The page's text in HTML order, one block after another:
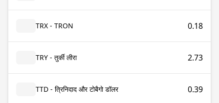
TRX - TRON 0.18
TRY - तुर्की लीरा 2.73
TTD - त्रिनिदाद और टोबैगो डॉलर 0.39